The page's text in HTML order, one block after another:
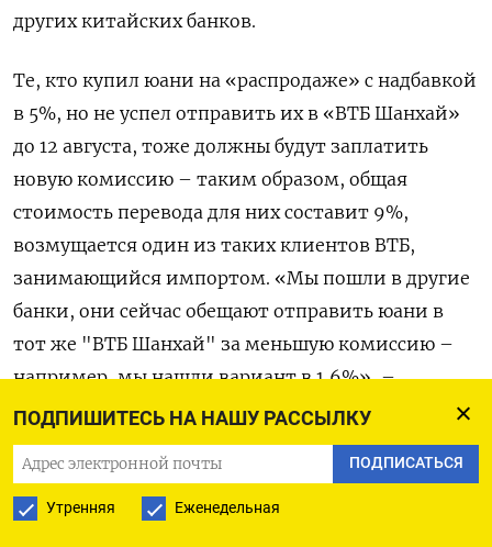
ПОДПИШИТЕСЬ НА НАШУ РАССЫЛКУ
ПОДПИСАТЬСЯ
Утренняя Еженедельная
других китайских банков.
Те, кто купил юани на «распродаже» с надбавкой
в 5%, но не успел отправить их в «ВТБ Шанхай»
до 12 августа, тоже должны будут заплатить
новую комиссию – таким образом, общая
стоимость перевода для них составит 9%,
возмущается один из таких клиентов ВТБ,
занимающийся импортом. «Мы пошли в другие
банки, они сейчас обещают отправить юани в
тот же "ВТБ Шанхай" за меньшую комиссию –
например, мы нашли вариант в 1,6%», –
рассказывает он. По словам другого клиента ВТБ,
менеджер госбанка объяснил ему введение
комиссии тем, что платит ее китайским
партнерам за предоставление юаневой